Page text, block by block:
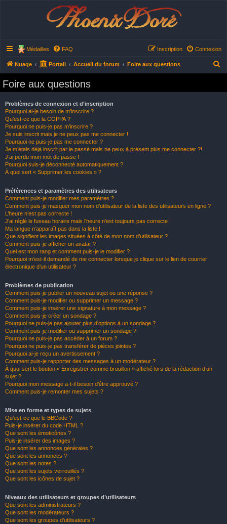
Phoenix Doré
Médailles FAQ Connexion
Inscription
Nuage Portail Accueil du forum Foire aux questions
Foire aux questions
Problèmes de connexion et d’inscription
Pourquoi ai-je besoin de m’inscrire ?
Qu’est-ce que la COPPA ?
Pourquoi ne puis-je pas m’inscrire ?
Je suis inscrit mais je ne peux pas me connecter !
Pourquoi ne puis-je pas me connecter ?
Je m’étais déjà inscrit par le passé mais ne peux à présent plus me connecter ?!
J’ai perdu mon mot de passe !
Pourquoi suis-je déconnecté automatiquement ?
À quoi sert « Supprimer les cookies » ?
Préférences et paramètres des utilisateurs
Comment puis-je modifier mes paramètres ?
Comment puis-je masquer mon nom d’utilisateur de la liste des utilisateurs en ligne ?
L’heure n’est pas correcte !
J’ai réglé le fuseau horaire mais l’heure n’est toujours pas correcte !
Ma langue n’apparaît pas dans la liste !
Que signifient les images situées à côté de mon nom d’utilisateur ?
Comment puis-je afficher un avatar ?
Quel est mon rang et comment puis-je le modifier ?
Pourquoi m’est-il demandé de me connecter lorsque je clique sur le lien de courrier
électronique d’un utilisateur ?
Problèmes de publication
Comment puis-je publier un nouveau sujet ou une réponse ?
Comment puis-je modifier ou supprimer un message ?
Comment puis-je insérer une signature à mon message ?
Comment puis-je créer un sondage ?
Pourquoi ne puis-je pas ajouter plus d’options à un sondage ?
Comment puis-je modifier ou supprimer un sondage ?
Pourquoi ne puis-je pas accéder à un forum ?
Pourquoi ne puis-je pas transférer de pièces jointes ?
Pourquoi ai-je reçu un avertissement ?
Comment puis-je rapporter des messages à un modérateur ?
À quoi sert le bouton « Enregistrer comme brouillon » affiché lors de la rédaction d’un
sujet ?
Pourquoi mon message a-t-il besoin d’être approuvé ?
Comment puis-je remonter mes sujets ?
Mise en forme et types de sujets
Qu’est-ce que le BBCode ?
Puis-je insérer du code HTML ?
Que sont les émoticônes ?
Puis-je insérer des images ?
Que sont les annonces générales ?
Que sont les annonces ?
Que sont les notes ?
Que sont les sujets verrouillés ?
Que sont les icônes de sujet ?
Niveaux des utilisateurs et groupes d’utilisateurs
Que sont les administrateurs ?
Que sont les modérateurs ?
Que sont les groupes d’utilisateurs ?